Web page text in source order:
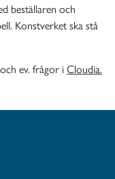
beställaren och
Konstverket ska stå
ev. frågor iCloudia.